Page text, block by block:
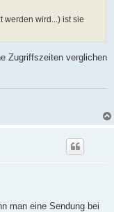
werden wird...) ist sie
Zugriffszeiten verglichen
man eine Sendung bei